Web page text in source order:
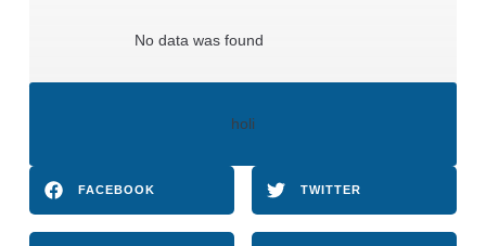
No data was found
holi
FACEBOOK TWITTER